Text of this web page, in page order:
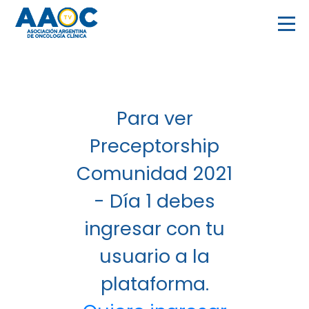
Para ver
Preceptorship
Comunidad 2021
- Día 1 debes
ingresar con tu
usuario a la
plataforma.